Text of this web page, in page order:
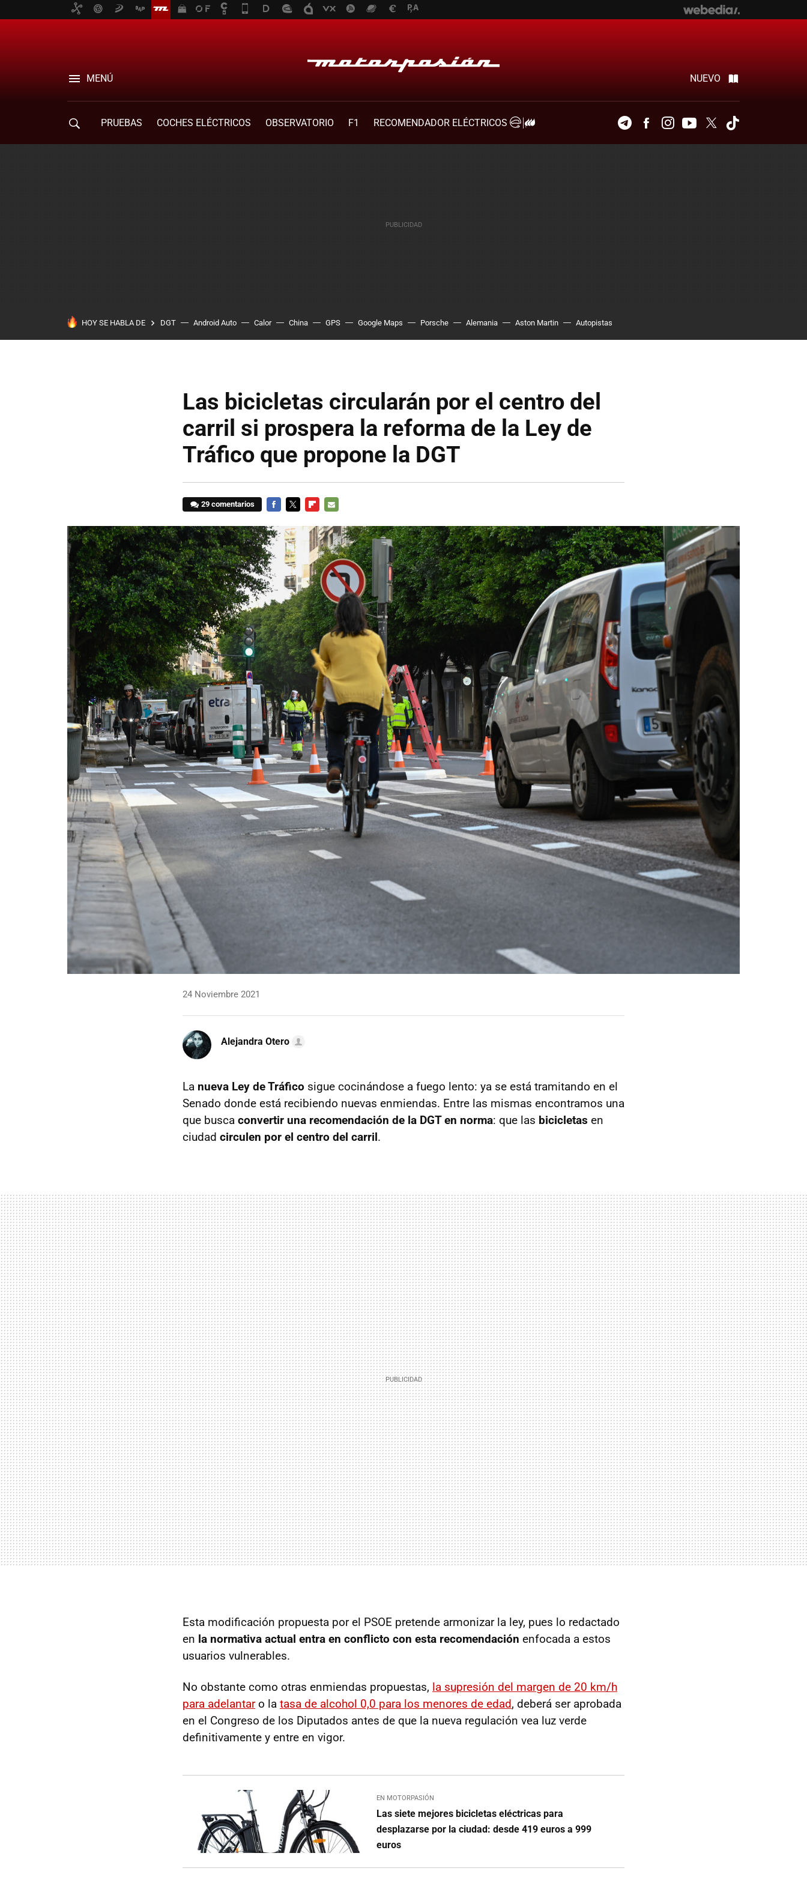
MENÚ NUEVO
PRUEBAS COCHES ELÉCTRICOS OBSERVATORIO F1
RECOMENDADOR ELÉCTRICOS
TelegramFacebookInstagramYoutubeTwitter
HOY SE HABLA DE DGT Android Auto Calor China GPS Google Maps Porsche Alemania Aston Martin Autopistas
Las bicicletas circularán por el centro del
carril si prospera la reforma de la Ley de
Tráfico que propone la DGT
29 comentarios
MAIL
24 Noviembre 2021
Alejandra Otero
La nueva Ley de Tráfico sigue cocinándose a fuego lento: ya se está tramitando en el
Senado donde está recibiendo nuevas enmiendas. Entre las mismas encontramos una
que busca convertir una recomendación de la DGT en norma: que las bicicletas en
ciudad circulen por el centro del carril.
Esta modificación propuesta por el PSOE pretende armonizar la ley, pues lo redactado
en la normativa actual entra en conflicto con esta recomendación enfocada a estos
usuarios vulnerables.
No obstante como otras enmiendas propuestas, la supresión del margen de 20 km/h
para adelantaro la tasa de alcohol 0,0 para los menores de edad, deberá ser aprobada
en el Congreso de los Diputados antes de que la nueva regulación vea luz verde
definitivamente y entre en vigor.
EN MOTORPASIÓN
Las siete mejores bicicletas eléctricas para
desplazarse por la ciudad: desde 419 euros a 999
euros